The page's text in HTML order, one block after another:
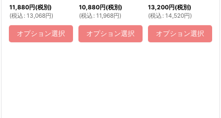
11,880円(税別)
(税込 : 13,068円)
オプション選択
10,880円(税別)
(税込 : 11,968円)
オプション選択
13,200円(税別)
(税込 : 14,520円)
オプション選択